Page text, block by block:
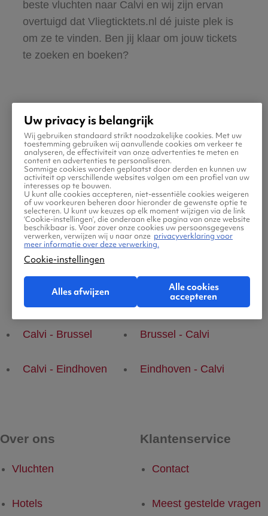
beste vluchten naar Calvi en wij zijn ervan
overtuigd dat Vliegticktets.nl dé juiste plek is
om ze te vinden. Ben jij klaar om jouw tickets
te zoeken en boeken?
Praktische informatie voor
je vlucht naar Calvi
Populaire vluchten
Calvi - Brussel Brussel - Calvi
Calvi - Eindhoven Eindhoven - Calvi
Over ons
Vluchten
Hotels
Klantenservice
Contact
Meest gestelde vragen
Uw privacy is belangrijk
Wij gebruiken standaard strikt noodzakelijke cookies. Met uw
toestemming gebruiken wij aanvullende cookies om verkeer te
analyseren, de effectiviteit van onze advertenties te meten en
content en advertenties te personaliseren.
Sommige cookies worden geplaatst door derden en kunnen uw
activiteit op verschillende websites volgen om een profiel van uw
interesses op te bouwen.
U kunt alle cookies accepteren, niet-essentiële cookies weigeren
of uw voorkeuren beheren door hieronder de gewenste optie te
selecteren. U kunt uw keuzes op elk moment wijzigen via de link
‘Cookie-instellingen’, die onderaan elke pagina van onze website
beschikbaar is. Voor zover onze cookies uw persoonsgegevens
verwerken, verwijzen wij u naar onze privacyverklaring voor
meer informatie over deze verwerking.
Cookie-instellingen
Alles afwijzen
Alle cookies
accepteren